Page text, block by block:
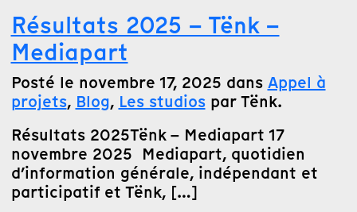
Résultats 2025 – Tënk –
Mediapart
Posté le novembre 17, 2025 dans Appel à
projets, Blog, Les studiospar Tënk.
Résultats 2025Tënk – Mediapart 17
novembre 2025 Mediapart, quotidien
d’information générale, indépendant et
participatif et Tënk, […]